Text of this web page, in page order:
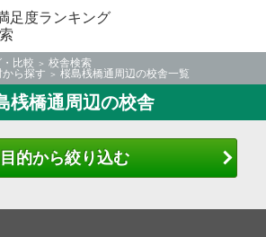
足度ランキング
比較
校舎検索
ら探す
桜島桟橋通周辺の校舎一覧
桟橋通周辺の校舎
目的から絞り込む